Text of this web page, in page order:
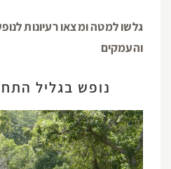
גלשו למטה ומצאו רעיונות
והעמקים
נופש בגליל